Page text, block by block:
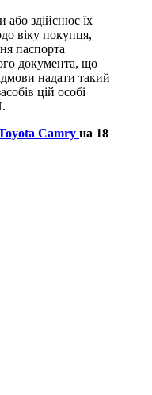
або здійснює їх
віку покупця,
паспорта
документа, що
надати такий
цій особі
Camry на 18